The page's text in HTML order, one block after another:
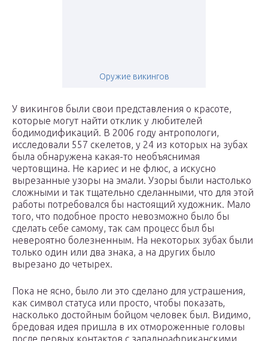
Оружие викингов
У викингов были свои представления о красоте,
которые могут найти отклик у любителей
бодимодификаций. В 2006 году антропологи,
исследовали 557 скелетов, у 24 из которых на зубах
была обнаружена какая-то необъяснимая
чертовщина. Не кариес и не флюс, а искусно
вырезанные узоры на эмали. Узоры были настолько
сложными и так тщательно сделанными, что для этой
работы потребовался бы настоящий художник. Мало
того, что подобное просто невозможно было бы
сделать себе самому, так сам процесс был бы
невероятно болезненным. На некоторых зубах были
только один или два знака, а на других было
вырезано до четырех.
Пока не ясно, было ли это сделано для устрашения,
как символ статуса или просто, чтобы показать,
насколько достойным бойцом человек был. Видимо,
бредовая идея пришла в их отмороженные головы
после первых контактов с западноафриканскими